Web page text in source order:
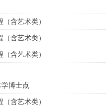
含艺术类）
含艺术类）
含艺术类）
博士点
含艺术类）